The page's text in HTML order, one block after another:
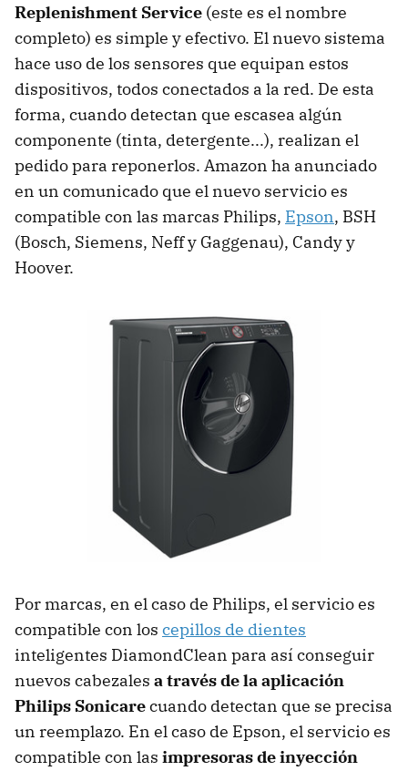
Replenishment Service (este es el nombre
completo) es simple y efectivo. El nuevo sistema
hace uso de los sensores que equipan estos
dispositivos, todos conectados a la red. De esta
forma, cuando detectan que escasea algún
componente (tinta, detergente...), realizan el
pedido para reponerlos. Amazon ha anunciado
en un comunicado que el nuevo servicio es
compatible con las marcas Philips, Epson, BSH
(Bosch, Siemens, Neff y Gaggenau), Candy y
Hoover.
Por marcas, en el caso de Philips, el servicio es
compatible con los cepillos de dientes
inteligentes DiamondClean para así conseguir
nuevos cabezales a través de la aplicación
Philips Sonicarecuando detectan que se precisa
un reemplazo. En el caso de Epson, el servicio es
compatible con las impresoras de inyección